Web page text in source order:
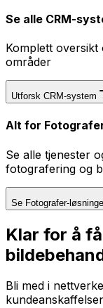
Se alle CRM-
Komplett oversikt
områder
Utforsk CRM-system
Alt for
Se alle tjenester
fotografering og
Se Fotografer-
Klar for å
Bli med i